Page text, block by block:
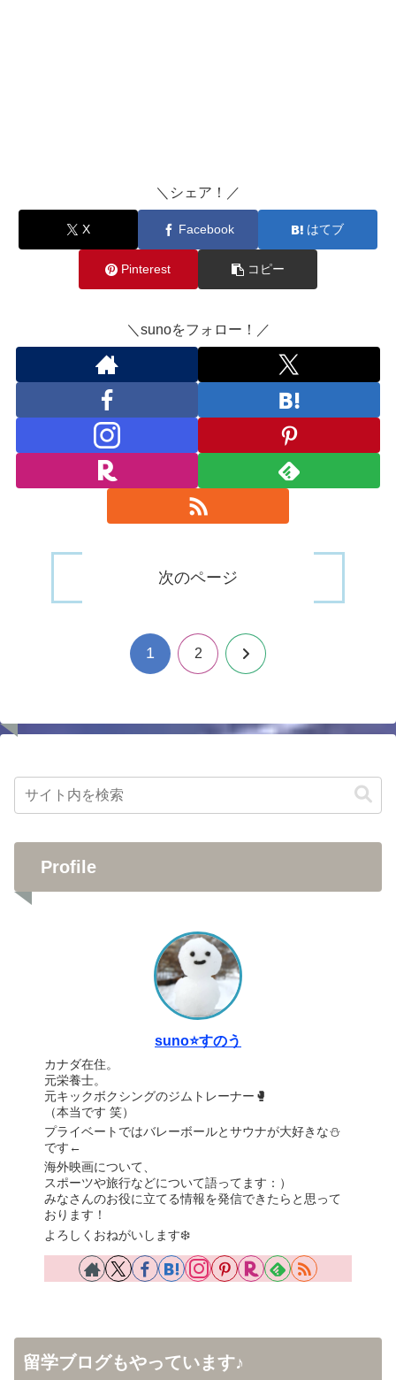
＼シェア！／
X Facebook はてブ
Pinterest コピー
＼sunoをフォロー！／
次のページ
1 2 次
Profile
suno⭐️すのう
カナダ在住。
元栄養士。
元キックボクシングのジムトレーナー🥊
（本当です 笑）
プライベートではバレーボールとサウナが大好きな⛄️
です←
海外映画について、
スポーツや旅行などについて語ってます：）
みなさんのお役に立てる情報を発信できたらと思って
おります！
よろしくおねがいします❄️
留学ブログもやっています♪